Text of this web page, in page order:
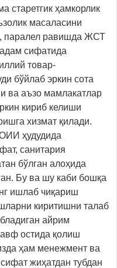
старетгик ҳамкорлик
масаласини
паралел равишда ЖСТ
сифатида
товар-
бўйлаб эркин сота
ва аъзо мамлакатлар
кириб келиши
хизмат қилади.
ҳудудида
санитария
бўлган алоҳида
Бу ва шу каби бошқа
ишлаб чиқариш
киритишни талаб
айрим
остида қолиш
ҳам менежмент ва
жиҳатдан тубдан